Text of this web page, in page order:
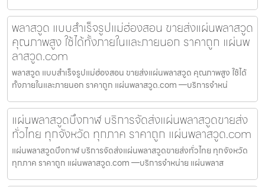
พลาสวูด แบบสำเร็จรูปแม่ฮ่องสอน ขายส่งแผ่นพลาสวูด
คุณภาพสูง ใช้ได้ทั้งภายในและภายนอก ราคาถูก แผ่นพ
ลาสวูด.com
พลาสวูด แบบสำเร็จรูปแม่ฮ่องสอน ขายส่งแผ่นพลาสวูด คุณภาพสูง ใช้ได้
ทั้งภายในและภายนอก ราคาถูก แผ่นพลาสวูด.com —บริการจำหน่
แผ่นพลาสวูดบึงกาฬ บริการจัดส่งแผ่นพลาสวูดขายส่ง
ทั่วไทย ทุกจังหวัด ทุกภาค ราคาถูก แผ่นพลาสวูด.com
แผ่นพลาสวูดบึงกาฬ บริการจัดส่งแผ่นพลาสวูดขายส่งทั่วไทย ทุกจังหวัด
ทุกภาค ราคาถูก แผ่นพลาสวูด.com —บริการจำหน่าย แผ่นพลาส